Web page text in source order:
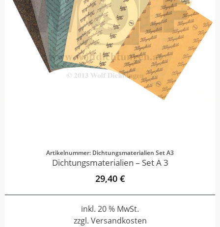
Artikelnummer: Dichtungsmaterialien Set A3
Dichtungsmaterialien – Set A 3
29,40 €
inkl. 20 % MwSt.
zzgl. Versandkosten